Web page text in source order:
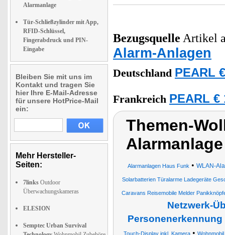
Alarmanlage
Tür-Schließzylinder mit App,
RFID-Schlüssel,
Fingerabdruck und PIN-
Eingabe
Bleiben Sie mit uns im
Kontakt und tragen Sie
hier Ihre E-Mail-Adresse
für unsere HotPrice-Mail
ein:
Mehr Hersteller-
Seiten:
7links Outdoor
Überwachungskameras
ELESION
Semptec Urban Survival
Bezugsquelle Artikel
Alarm-Anlagen
Deutschland PEARL
Frankreich PEARL €
Themen-
Alarmanlage
Alarmanlagen Haus Funk • WLAN-
Solarbatterien Türalarme Ladegeräte
Caravans Reisemobile Melder
Netzwerk-
Personenerkennung
Touch-Display inkl. Kamera•